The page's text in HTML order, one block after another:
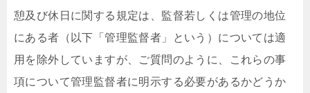
憩及び休日に関する規定は、監督若しくは管理の地位
にある者（以下「管理監督者」という）については適
用を除外していますが、ご質問のように、これらの事
項について管理監督者に明示する必要があるかどうか